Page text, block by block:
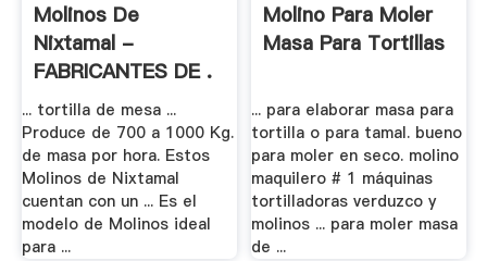
Molinos De
Nixtamal -
FABRICANTES DE .
... tortilla de mesa ...
Produce de 700 a 1000 Kg.
de masa por hora. Estos
Molinos de Nixtamal
cuentan con un ... Es el
modelo de Molinos ideal
para ...
Molino Para Moler
Masa Para Tortillas
... para elaborar masa para
tortilla o para tamal. bueno
para moler en seco. molino
maquilero # 1 máquinas
tortilladoras verduzco y
molinos ... para moler masa
de ...